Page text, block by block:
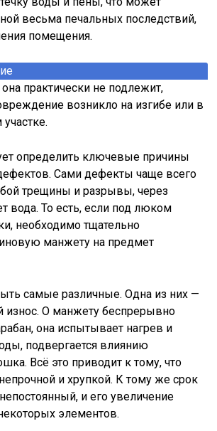
весьма печальных последствий,
помещения.
практически не подлежит,
возникло на изгибе или в
определить ключевые причины
Сами дефекты чаще всего
трещины и разрывы, через
вода. То есть, если под люком
необходимо тщательно
манжету на предмет
самые различные. Одна из них —
износ. О манжету беспрерывно
она испытывает нагрев и
подвергается влиянию
Всё это приводит к тому, что
и хрупкой. К тому же срок
и его увеличение
элементов.